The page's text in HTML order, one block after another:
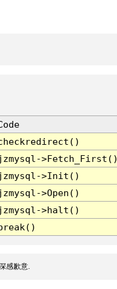
>Init()
>Open()
>halt()
感歉意.